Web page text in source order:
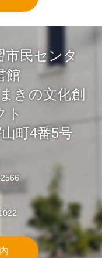
市民センタ
館
きの文化創
ト
町4番5号